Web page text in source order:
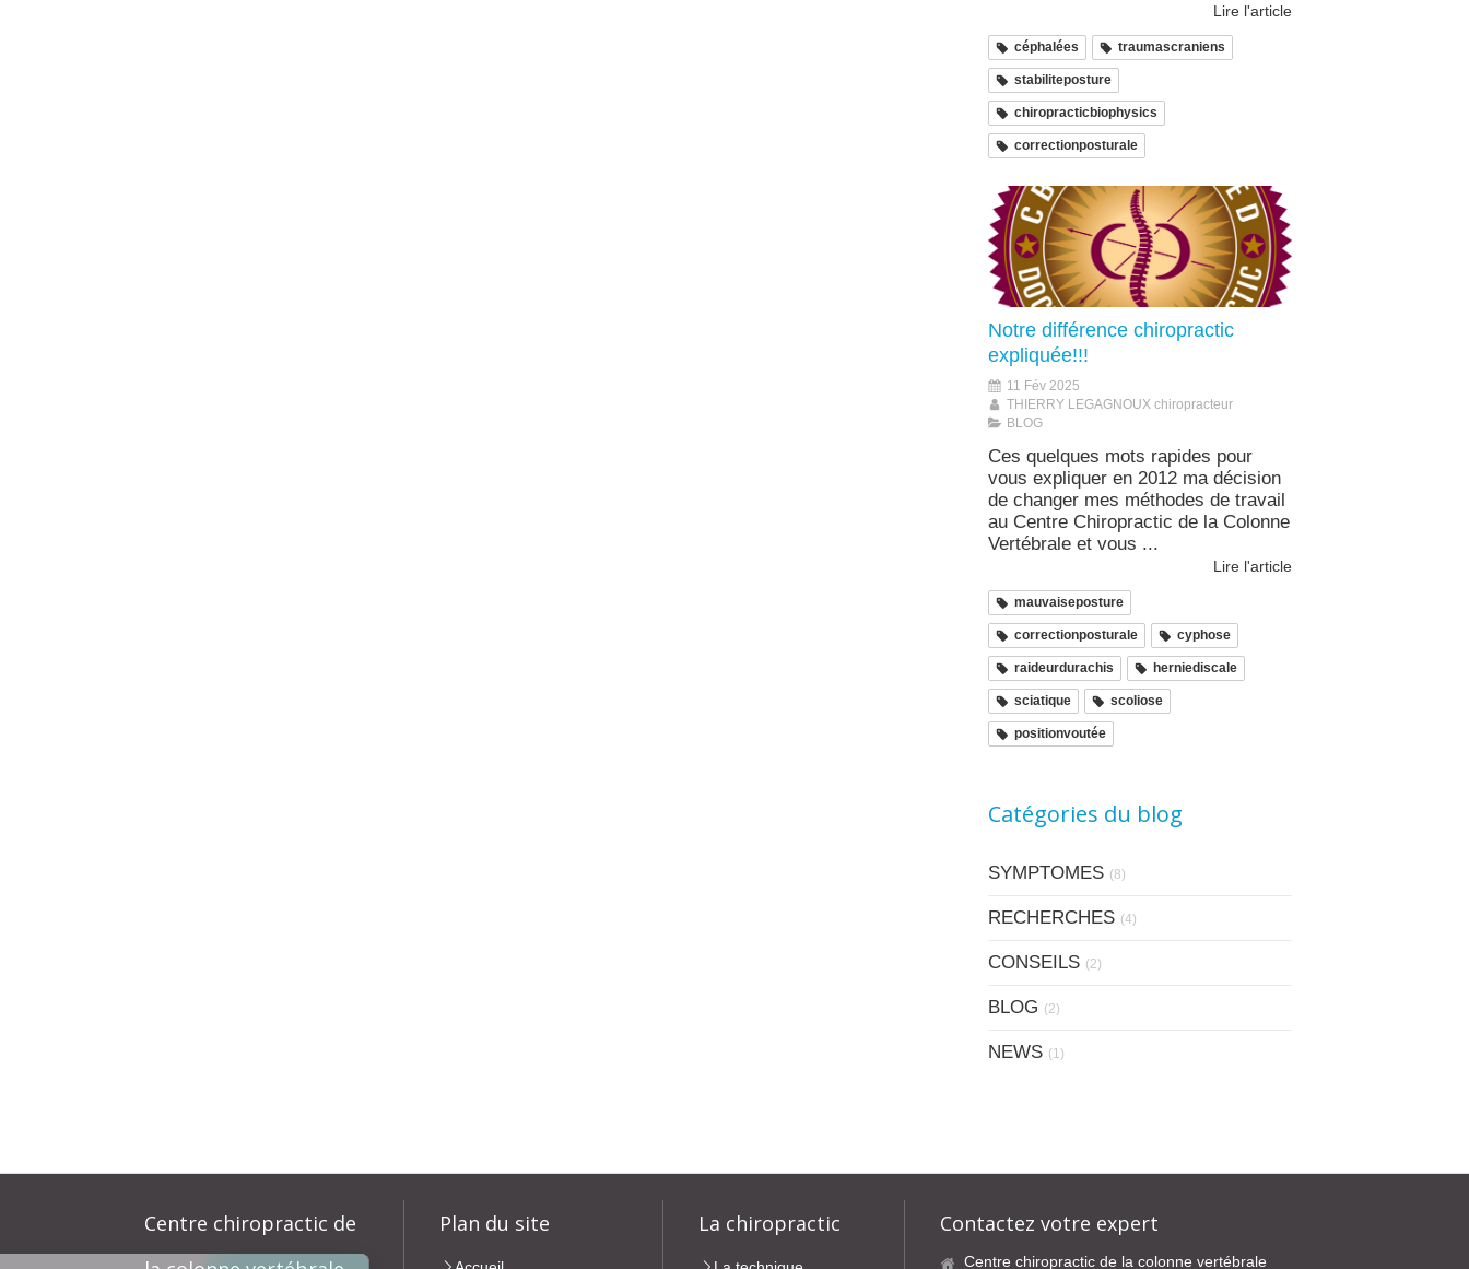
Lire l'article
céphalées traumascraniens
stabiliteposture
chiropracticbiophysics
correctionposturale
Notre différence chiropractic
expliquée!!!
11 Fév 2025
THIERRY LEGAGNOUX chiropracteur
BLOG
Ces quelques mots rapides pour
vous expliquer en 2012 ma décision
de changer mes méthodes de travail
au Centre Chiropractic de la Colonne
Vertébrale et vous ...
Lire l'article
mauvaiseposture
correctionposturale cyphose
raideurdurachis herniediscale
sciatique scoliose
positionvoutée
Catégories du blog
SYMPTOMES (8)
RECHERCHES (4)
CONSEILS (2)
BLOG (2)
NEWS (1)
Centre chiropractic de
Plan du site La chiropractic Contactez votre expert
Centre chiropractic de la colonne vertébrale